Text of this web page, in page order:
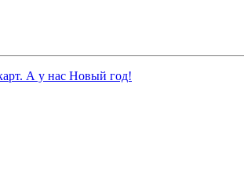
А у нас Новый год!